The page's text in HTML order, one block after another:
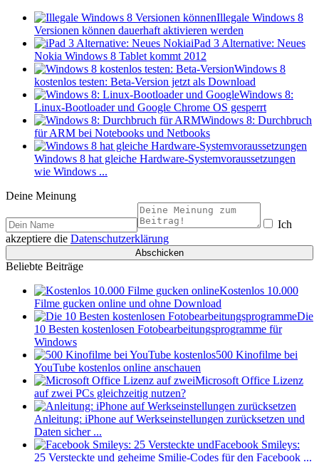
Illegale Windows 8
Versionen können dauerhaft aktivieren werden
iPad 3 Alternative: Neues
Nokia Windows 8 Tablet kommt 2012
Windows 8
kostenlos testen: Beta-Version jetzt als Download
Windows 8:
Linux-Bootloader und Google Chrome OS gesperrt
Windows 8: Durchbruch
für ARM bei Notebooks und Netbooks
Windows 8 hat gleiche Hardware-Systemvoraussetzungen
wie Windows ...
Deine Meinung
Ich
akzeptiere die Datenschutzerklärung
Beliebte Beiträge
Kostenlos 10.000
Filme gucken online und ohne Download
Die
10 Besten kostenlosen Fotobearbeitungsprogramme für
Windows
500 Kinofilme bei
YouTube kostenlos online anschauen
Microsoft Office Lizenz
auf zwei PCs gleichzeitig nutzen?
Anleitung: iPhone auf Werkseinstellungen zurücksetzen und
Daten sicher ...
Facebook Smileys:
25 Versteckte und geheime Smilie-Codes für den Facebook ...